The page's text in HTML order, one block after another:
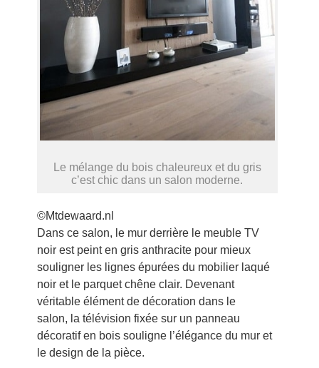
Le mélange du bois chaleureux et du gris
c’est chic dans un salon moderne.
©Mtdewaard.nl
Dans ce salon, le mur derrière le meuble TV
noir est peint en gris anthracite pour mieux
souligner les lignes épurées du mobilier laqué
noir et le parquet chêne clair. Devenant
véritable élément de décoration dans le
salon, la télévision fixée sur un panneau
décoratif en bois souligne l’élégance du mur et
le design de la pièce.